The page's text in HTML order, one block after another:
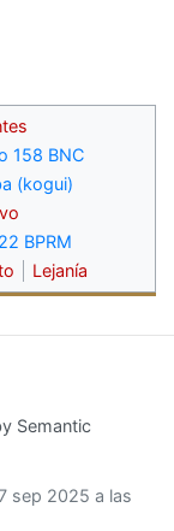
158 BNC
(kogui)
BPRM
Lejanía
Semantic
sep 2025 a las